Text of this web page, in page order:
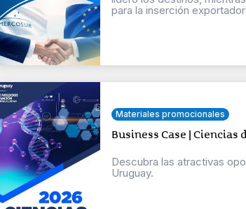
para la inserción
Materiales promocionales
Business Case | Ciencias
Descubra las atractivas
Uruguay.